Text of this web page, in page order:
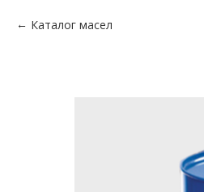
Каталог масел